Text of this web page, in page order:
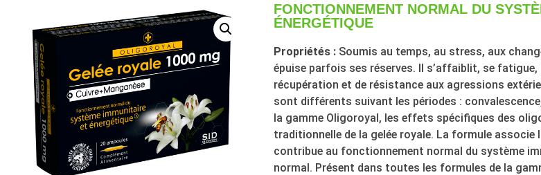
FONCTIONNEMENT NORMAL DU
ÉNERGÉTIQUE
Propriétés :Soumis au temps, au stress, aux
épuise parfois ses réserves. Il s’affaiblit, se
récupération et de résistance aux agressions
sont différents suivant les périodes :
la gamme Oligoroyal, les effets spécifiques des
traditionnelle de la gelée royale. La formule associe
contribue au fonctionnement normal du système
normal. Présent dans toutes les formules de la